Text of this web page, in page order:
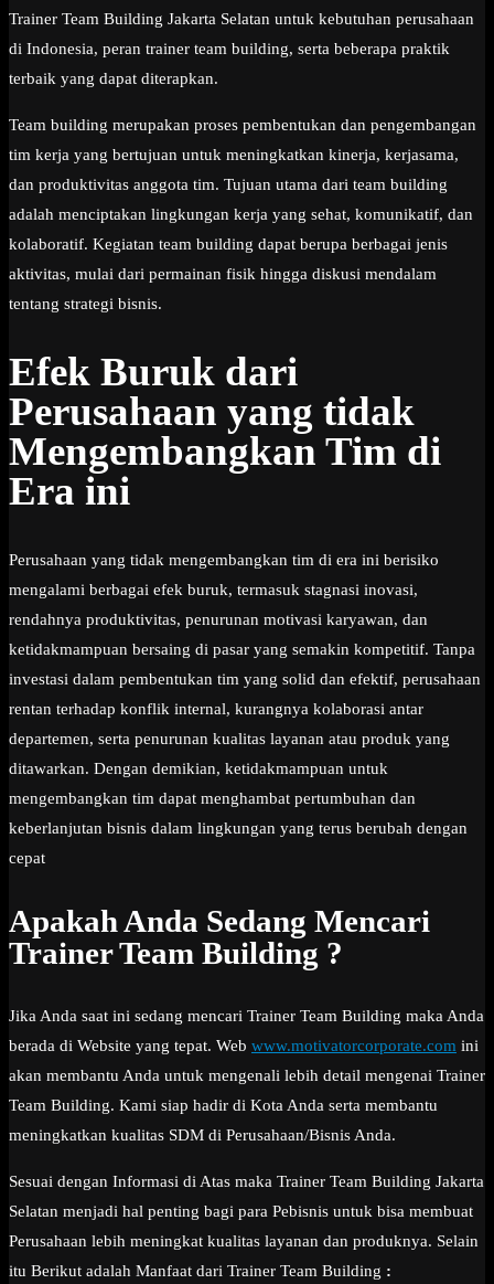
Trainer Team Building Jakarta Selatan untuk kebutuhan perusahaan
di Indonesia, peran trainer team building, serta beberapa praktik
terbaik yang dapat diterapkan.
Team building merupakan proses pembentukan dan pengembangan
tim kerja yang bertujuan untuk meningkatkan kinerja, kerjasama,
dan produktivitas anggota tim. Tujuan utama dari team building
adalah menciptakan lingkungan kerja yang sehat, komunikatif, dan
kolaboratif. Kegiatan team building dapat berupa berbagai jenis
aktivitas, mulai dari permainan fisik hingga diskusi mendalam
tentang strategi bisnis.
Efek Buruk dari
Perusahaan yang tidak
Mengembangkan Tim di
Era ini
Perusahaan yang tidak mengembangkan tim di era ini berisiko
mengalami berbagai efek buruk, termasuk stagnasi inovasi,
rendahnya produktivitas, penurunan motivasi karyawan, dan
ketidakmampuan bersaing di pasar yang semakin kompetitif. Tanpa
investasi dalam pembentukan tim yang solid dan efektif, perusahaan
rentan terhadap konflik internal, kurangnya kolaborasi antar
departemen, serta penurunan kualitas layanan atau produk yang
ditawarkan. Dengan demikian, ketidakmampuan untuk
mengembangkan tim dapat menghambat pertumbuhan dan
keberlanjutan bisnis dalam lingkungan yang terus berubah dengan
cepat
Apakah Anda Sedang Mencari
Trainer Team Building ?
Jika Anda saat ini sedang mencari Trainer Team Building maka Anda
berada di Website yang tepat. Web www.motivatorcorporate.com ini
akan membantu Anda untuk mengenali lebih detail mengenai Trainer
Team Building. Kami siap hadir di Kota Anda serta membantu
meningkatkan kualitas SDM di Perusahaan/Bisnis Anda.
Sesuai dengan Informasi di Atas maka Trainer Team Building Jakarta
Selatan menjadi hal penting bagi para Pebisnis untuk bisa membuat
Perusahaan lebih meningkat kualitas layanan dan produknya. Selain
itu Berikut adalah Manfaat dari Trainer Team Building :